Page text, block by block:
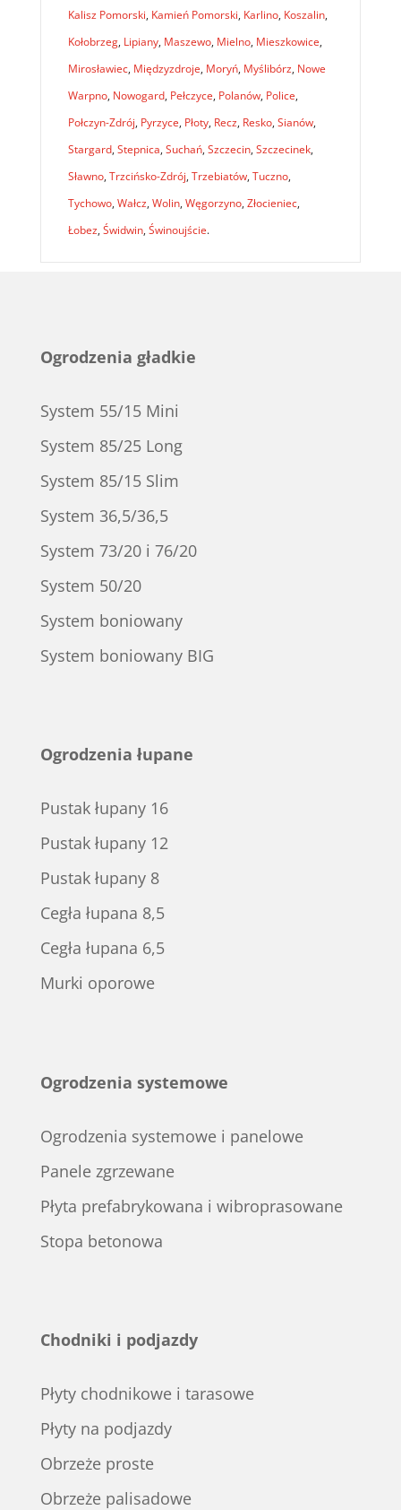
Kalisz Pomorski, Kamień Pomorski, Karlino, Koszalin,
Kołobrzeg, Lipiany, Maszewo, Mielno, Mieszkowice,
Mirosławiec, Międzyzdroje, Moryń, Myślibórz, Nowe
Warpno, Nowogard, Pełczyce, Polanów, Police,
Połczyn-Zdrój, Pyrzyce, Płoty, Recz, Resko, Sianów,
Stargard, Stepnica, Suchań, Szczecin, Szczecinek,
Sławno, Trzcińsko-Zdrój, Trzebiatów, Tuczno,
Tychowo, Wałcz, Wolin, Węgorzyno, Złocieniec,
Łobez, Świdwin, Świnoujście.
Ogrodzenia gładkie
System 55/15 Mini
System 85/25 Long
System 85/15 Slim
System 36,5/36,5
System 73/20 i 76/20
System 50/20
System boniowany
System boniowany BIG
Ogrodzenia łupane
Pustak łupany 16
Pustak łupany 12
Pustak łupany 8
Cegła łupana 8,5
Cegła łupana 6,5
Murki oporowe
Ogrodzenia systemowe
Ogrodzenia systemowe i panelowe
Panele zgrzewane
Płyta prefabrykowana i wibroprasowane
Stopa betonowa
Chodniki i podjazdy
Płyty chodnikowe i tarasowe
Płyty na podjazdy
Obrzeże proste
Obrzeże palisadowe